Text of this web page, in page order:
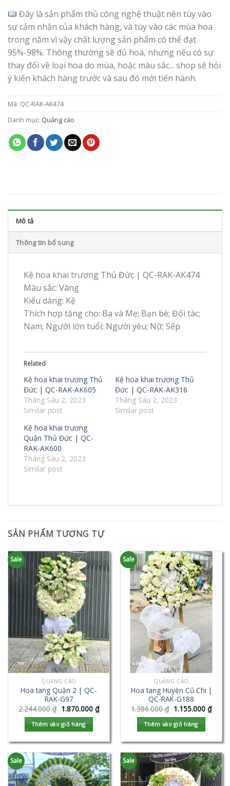
Đây là sản phẩm thủ công nghệ thuật nên tùy vào
sự cảm nhận của khách hàng, và tùy vào các mùa hoa
trong năm vì vậy chất lượng sản phẩm có thể đạt
95%-98%. Thông thường sẽ đủ hoa, nhưng nếu có sự
thay đổi về loại hoa do mùa, hoặc màu sắc... shop sẽ hỏi
ý kiến khách hàng trước và sau đó mới tiến hành.
Mã: QC-RAK-AK474
Danh mục: Quảng cáo
Mô tả
Thông tin bổ sung
Kệ hoa khai trương Thủ Đức | QC-RAK-AK474
Màu sắc: Vàng
Kiểu dáng: Kệ
Thích hợp tặng cho: Ba và Mẹ; Bạn bè; Đối tác;
Nam; Người lớn tuổi; Người yêu; Nữ; Sếp
Related
Kệ hoa khai trương Thủ
Đức | QC-RAK-AK605
Tháng Sáu 2, 2023
Similar post
Kệ hoa khai trương Thủ
Đức | QC-RAK-AK316
Tháng Sáu 2, 2023
Similar post
Kệ hoa khai trương
Quận Thủ Đức | QC-
RAK-AK600
Tháng Sáu 2, 2023
Similar post
SẢN PHẨM TƯƠNG TỰ
Sale
QUẢNG CÁO
Hoa tang Quận 2 | QC-
RAK-G97
2.244.000₫ 1.870.000 ₫
Thêm vào giỏ hàng
Sale
QUẢNG CÁO
Hoa tang Huyện Củ Chi |
QC-RAK-G188
1.386.000₫ 1.155.000 ₫
Thêm vào giỏ hàng
Sale Sale